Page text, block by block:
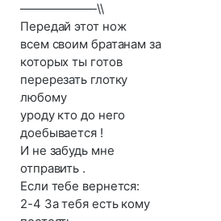
——————-\\
Передай этот нож
всем своим братанам за
которых ты готов
перерезать глотку
любому
уроду кто до него
доебывается !
И не забудь мне
отправить .
Если тебе вернется:
2-4 За тебя есть кому